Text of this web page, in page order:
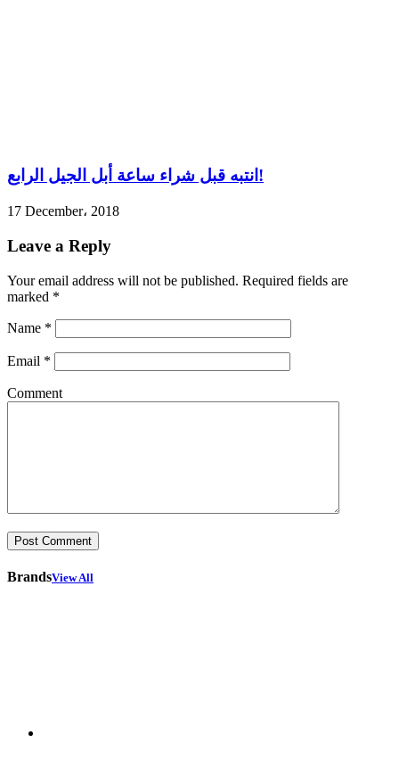
انتبه قبل شراء ساعة أبل الجيل الرابع!
17 December، 2018
Leave a Reply
Your email address will not be published. Required fields are
marked *
Name *
Email *
Comment
BrandsView All